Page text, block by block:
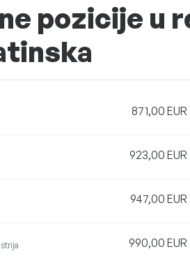
pozicije u
871,00 EUR
923,00 EUR
947,00 EUR
990,00 EUR